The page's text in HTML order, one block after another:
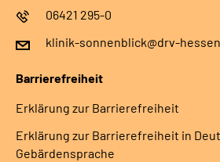
06421 295-0
klinik-sonnenblick@drv-
Barrierefreiheit
Erklärung zur Barrierefreiheit
Erklärung zur Barrierefreiheit in
Gebärdensprache